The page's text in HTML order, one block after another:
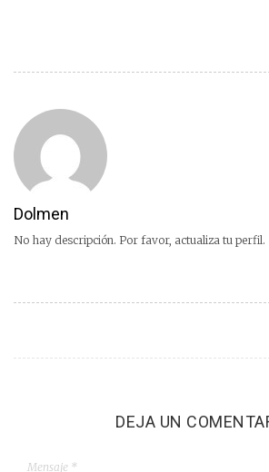
Dolmen
No hay descripción. Por favor, actualiza tu perfil.
DEJA UN